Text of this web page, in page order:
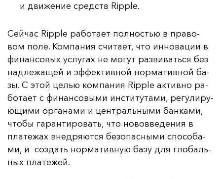
и движение средств Ripple.
Сей­час Ripple ра­бо­та­ет пол­ностью в пра­во­
вом по­ле. Ком­па­ния счи­та­ет, что ин­но­ва­ции в
фи­нан­со­вых ус­лу­гах не мо­гут раз­ви­вать­ся без
над­ле­жа­щей и эф­фек­тив­ной нор­ма­тив­ной ба­
зы. С этой целью ком­па­ния Ripple ак­тив­но ра­
бо­та­ет с фи­нан­со­вы­ми ин­сти­ту­та­ми, ре­гу­ли­ру­
ющи­ми ор­га­на­ми и цен­траль­ны­ми бан­ка­ми,
что­бы га­ран­ти­ро­вать, что но­вов­ве­де­ния в
пла­те­жах внед­ря­ют­ся бе­зо­пас­ны­ми спо­со­ба­
ми, и соз­дать нор­ма­тив­ную ба­зу для гло­баль­
ных пла­те­жей.